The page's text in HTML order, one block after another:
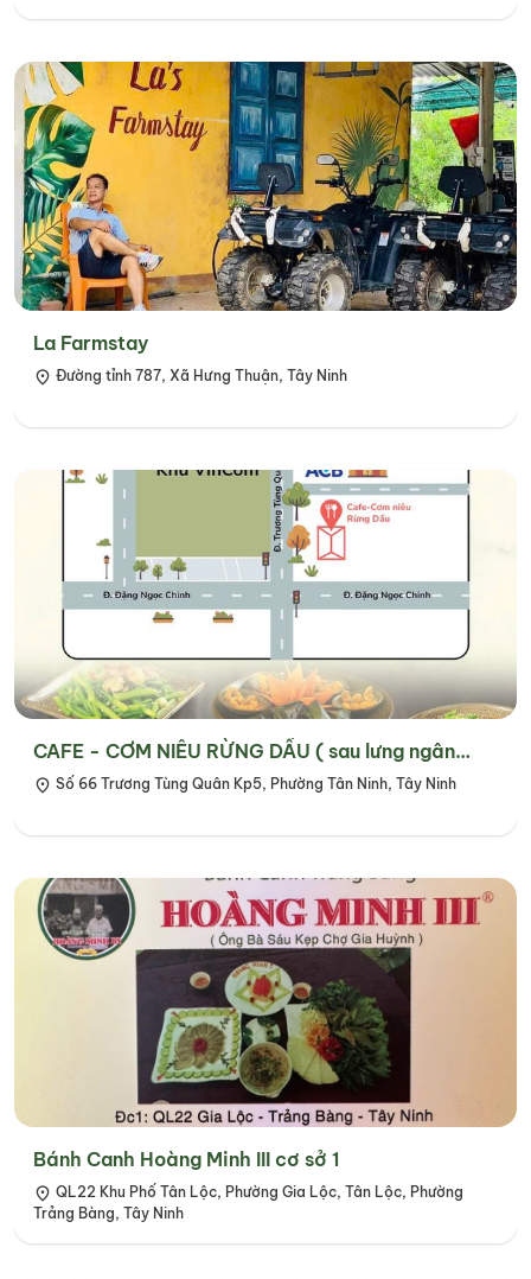
La Farmstay
Đường tỉnh 787, Xã Hưng Thuận, Tây Ninh
CAFE - CƠM NIÊU RỪNG DẦU ( sau lưng ngân
hàng ACB )
Số 66 Trương Tùng Quân Kp5, Phường Tân Ninh, Tây Ninh
Bánh Canh Hoàng Minh III cơ sở 1
QL22 Khu Phố Tân Lộc, Phường Gia Lộc, Tân Lộc, Phường
Trảng Bàng, Tây Ninh